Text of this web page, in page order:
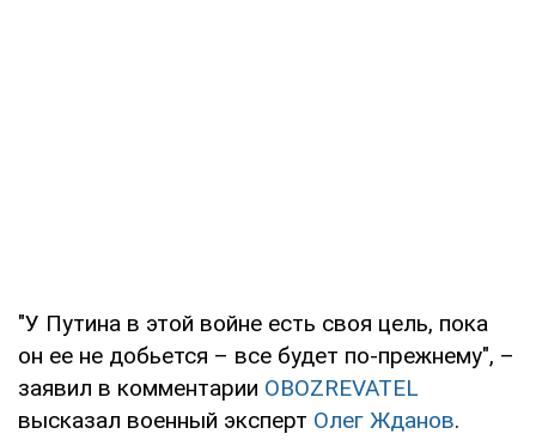
"У Путина в этой войне есть своя цель, пока
он ее не добьется – все будет по-прежнему", –
заявил в комментарии OBOZREVATEL
высказал военный эксперт Олег Жданов.